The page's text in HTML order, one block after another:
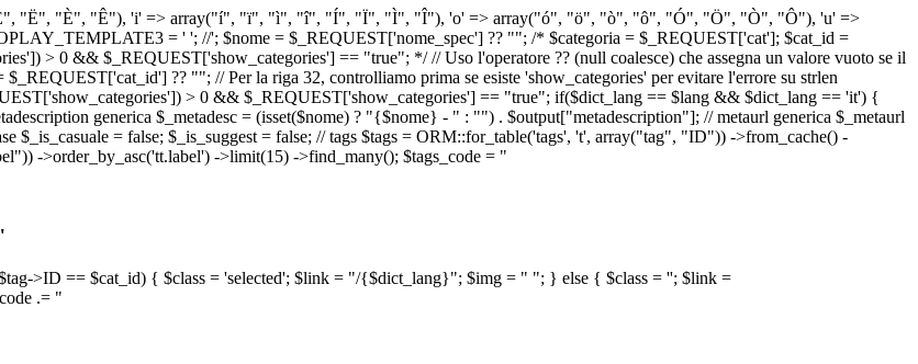
"Ë", "È", "Ê"), 'i' => array("í", "ï", "ì", "î", "Í", "Ï", "Ì", "Î"), 'o' => array("ó", "ö", "ò", "ô", "Ó", "Ö", "Ò", "Ô"), 'u' =>
= ' '; //'; $nome = $_REQUEST['nome_spec'] ?? ""; /* $categoria = $_REQUEST['cat']; $cat_id =
> 0 && $_REQUEST['show_categories'] == "true"; */ // Uso l'operatore ?? (null coalesce) che assegna un valore vuoto se il
?? ""; // Per la riga 32, controlliamo prima se esiste 'show_categories' per evitare l'errore su strlen
> 0 && $_REQUEST['show_categories'] == "true"; if($dict_lang == $lang && $dict_lang == 'it') {
generica $_metadesc = (isset($nome) ? "{$nome} - " : "") . $output["metadescription"]; // metaurl generica $_metaurl
= false; $_is_suggest = false; // tags $tags = ORM::for_table('tags', 't', array("tag", "ID")) ->from_cache() -
->order_by_asc('tt.label') ->limit(15) ->find_many(); $tags_code = "
>ID == $cat_id) { $class = 'selected'; $link = "/{$dict_lang}"; $img = " "; } else { $class = ''; $link =
.= "